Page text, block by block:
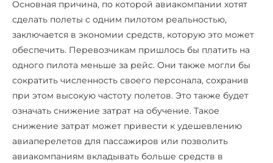
Основная причина, по которой авиакомпании хотят
сделать полеты с одним пилотом реальностью,
заключается в экономии средств, которую это может
обеспечить. Перевозчикам пришлось бы платить на
одного пилота меньше за рейс. Они также могли бы
сократить численность своего персонала, сохранив
при этом высокую частоту полетов. Это также будет
означать снижение затрат на обучение. Такое
снижение затрат может привести к удешевлению
авиаперелетов для пассажиров или позволить
авиакомпаниям вкладывать больше средств в